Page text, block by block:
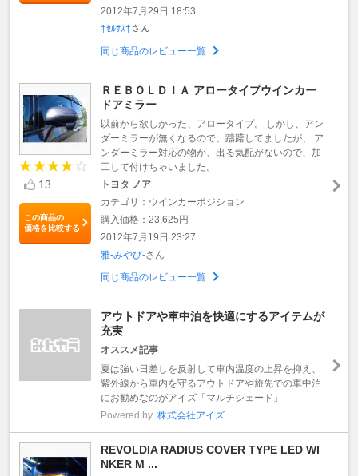
2012年7月29日 18:53
†ｾﾙｻｽ†さん
同じ商品のレビュー一覧
13
この商品の
価格を比較する
ＲＥＢＯＬＤＩＡ アロータイプウインカー
ドアミラー
以前から欲しかった、アロータイプ。 しかし、アン
ダーミラーが無くなるので、躊躇してましたが、 ア
ンダーミラー対応の物が、出る気配がないので、加
工して付けちゃいました。
トヨタ ノア
カテゴリ：ウインカーポジション
購入価格：23,625円
2012年7月19日 23:27
雅-みやび-さん
同じ商品のレビュー一覧
アウトドアや車中泊を快適にするアイテムが
充実
オススメ記事
夏は強い日差しを反射して車内温度の上昇を抑え、
紫外線から車内を守るアウトドアや旅先での車中泊
にお勧めなのがアイズ「マルチシェード」
Powered by 株式会社アイズ
REVOLDIA RADIUS COVER TYPE LED WI
NKER M ...